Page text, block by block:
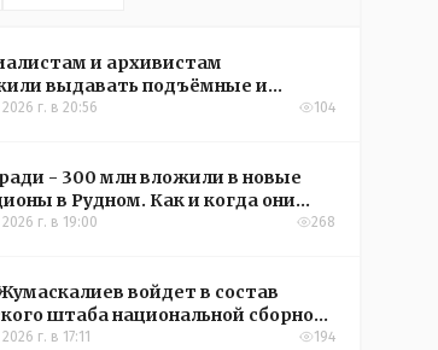
и архивистам
выдавать подъёмные и
жильё в сёлах Казахстана
2026 г. в 20:56 104
- 300 млн вложили в новые
в Рудном. Как и когда они
2026 г. в 19:00 268
войдет в состав
штаба национальной сборной
по футболу
г. в 17:11 194